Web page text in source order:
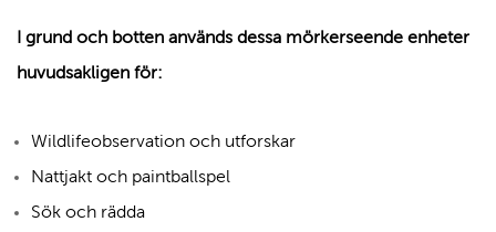
I grund och botten används dessa mörkerseende enheter
huvudsakligen för:
Wildlifeobservation och utforskar
Nattjakt och paintballspel
Sök och rädda